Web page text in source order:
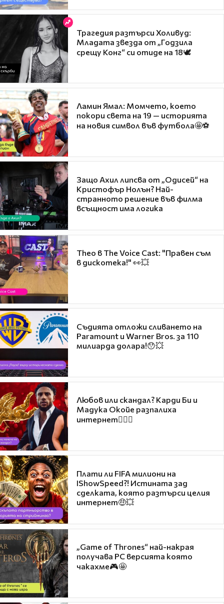
Трагедия разтърси Холивуд:
Младата звезда от „Годзила
срещу Конг“ си отиде на 18🕊️
Ламин Ямал: Момчето, което
покори света на 19 — историята
на новия символ във футбола🤩⚽
Защо Ахил липсва от „Одисей“ на
Кристофър Нолън? Най-
странното решение във филма
всъщност има логика
Theo в The Voice Cast: "Правен съм
в дискотека!" 👀💥
Съдията отложи сливането на
Paramount и Warner Bros. за 110
милиарда долара!😯💥
Любов или скандал? Карди Би и
Мадука Окойе разпалиха
интернет❤️‍🔥🔥
Плати ли FIFA милиони на
IShowSpeed?! Истината зад
сделката, която разтърси целия
интернет🤑💥
„Game of Thrones“ най-накрая
получава PC версията която
чакахме🎮🤩